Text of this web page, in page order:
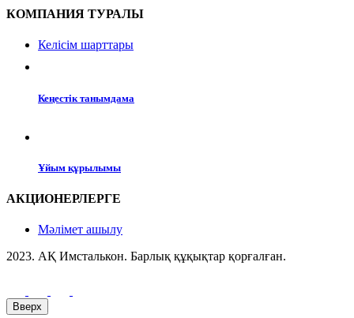
КОМПАНИЯ ТУРАЛЫ
Келісім шарттары
Кеңестік танымдама
Ұйым құрылымы
АКЦИОНЕРЛЕРГЕ
Мәлімет ашылу
2023. АҚ Имсталькон. Барлық құқықтар қорғалған.
Вверх